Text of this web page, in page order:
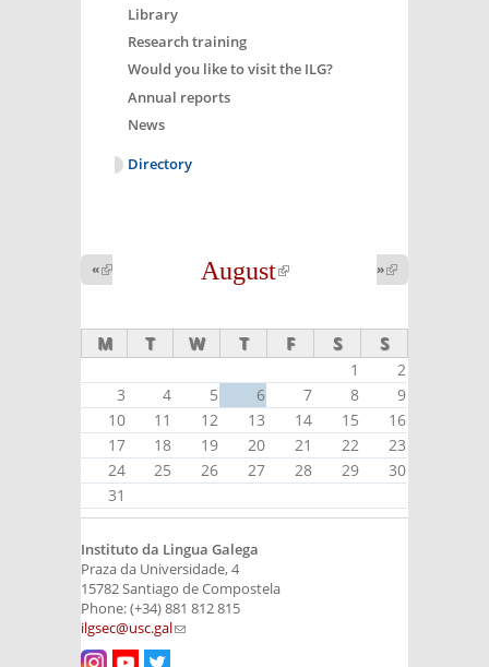
Library
Research training
Would you like to visit the ILG?
Annual reports
News
Directory
August
(link is
«
external)
»
external)
M T W T F S S
1
2
3
4 5 6 7 8
9
10
11 12 13 14 15
16
17
18 19 20 21 22
23
24
25 26 27 28 29
30
31
Instituto da Lingua Galega
Praza da Universidade, 4
15782 Santiago de Compostela
Phone: (+34) 881 812 815
ilgsec@usc.gal(link sends e-mail)